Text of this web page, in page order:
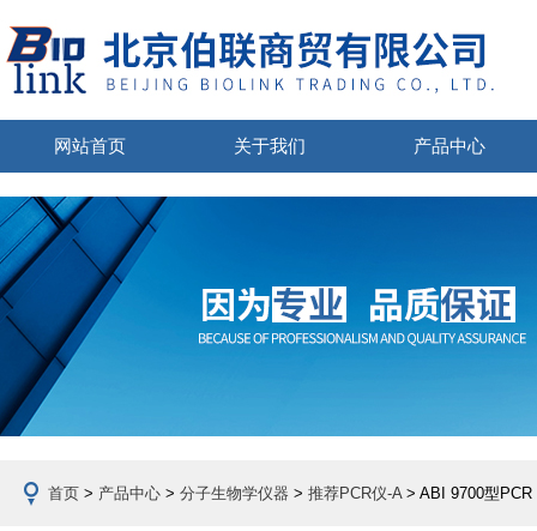
网站首页 关于我们 产品中心
首页 > 产品中心 > 分子生物学仪器 > 推荐PCR仪-A> ABI 9700型PCR